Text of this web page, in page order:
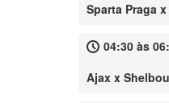
Sparta Praga
04:30 às
Ajax x